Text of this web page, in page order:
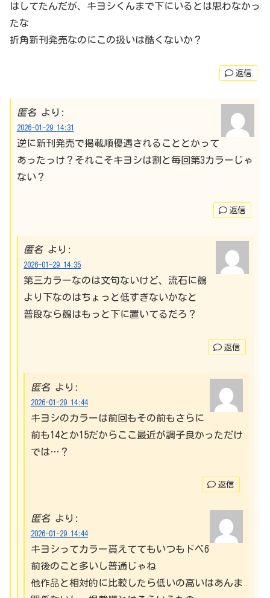
はしてたんだが、キヨシくんまで下にいるとは思わなかっ
たな
折角新刊発売なのにこの扱いは酷くないか？
返信
匿名 より:
2026-01-29 14:31
逆に新刊発売で掲載順優遇されることとかって
あったっけ？それこそキヨシは割と毎回第3カラーじゃ
ない？
返信
匿名 より:
2026-01-29 14:35
第三カラーなのは文句ないけど、流石に鵺
より下なのはちょっと低すぎないかなと
普段なら鵺はもっと下に置いてるだろ？
返信
匿名 より:
2026-01-29 14:44
キヨシのカラーは前回もその前もさらに
前も14とか15だからここ最近が調子良かっただけ
では…？
返信
匿名 より:
2026-01-29 14:44
キヨシってカラー貰えててもいつもドベ6
前後のこと多いし普通じゃね
他作品と相対的に比較したら低いの高いはあんま